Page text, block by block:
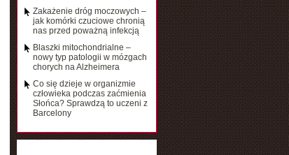
Zakażenie dróg moczowych –
jak komórki czuciowe chronią
nas przed poważną infekcją
Blaszki mitochondrialne –
nowy typ patologii w mózgach
chorych na Alzheimera
Co się dzieje w organizmie
człowieka podczas zaćmienia
Słońca? Sprawdzą to uczeni z
Barcelony